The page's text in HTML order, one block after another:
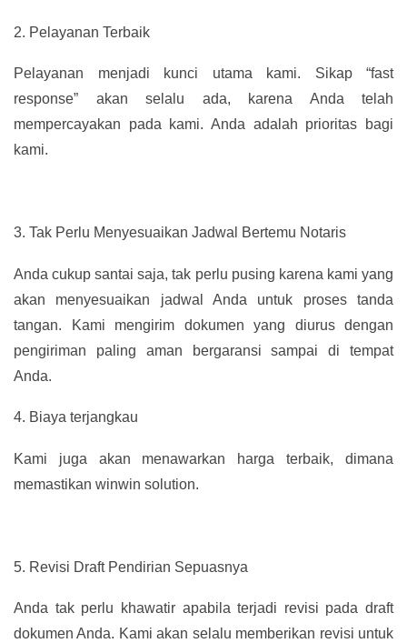
2. Pelayanan Terbaik
Pelayanan menjadi kunci utama kami. Sikap “fast
response” akan selalu ada, karena Anda telah
mempercayakan pada kami. Anda adalah prioritas bagi
kami.
3. Tak Perlu Menyesuaikan Jadwal Bertemu Notaris
Anda cukup santai saja, tak perlu pusing karena kami yang
akan menyesuaikan jadwal Anda untuk proses tanda
tangan. Kami mengirim dokumen yang diurus dengan
pengiriman paling aman bergaransi sampai di tempat
Anda.
4. Biaya terjangkau
Kami juga akan menawarkan harga terbaik, dimana
memastikan winwin solution.
5. Revisi Draft Pendirian Sepuasnya
Anda tak perlu khawatir apabila terjadi revisi pada draft
dokumen Anda. Kami akan selalu memberikan revisi untuk